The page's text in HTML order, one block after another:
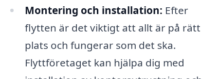
Montering och installation: Efter
flytten är det viktigt att allt är på rätt
plats och fungerar som det ska.
Flyttföretaget kan hjälpa dig med